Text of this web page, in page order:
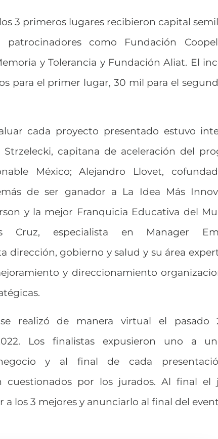
3 primeros lugares recibieron capital
como Fundación
y Tolerancia y Fundación Aliat. El
para el primer lugar, 30 mil para el
cada proyecto presentado estuvo
capitana de aceleración del
México; Alejandro Llovet,
de ser ganador a La Idea Más
y la mejor Franquicia Educativa del
Cruz, especialista en Manager
dirección, gobierno y salud y su área
y direccionamiento
realizó de manera virtual el pasado
Los finalistas expusieron uno a
y al final de cada
cuestionados por los jurados. Al final el
a los 3 mejores y anunciarlo al final del